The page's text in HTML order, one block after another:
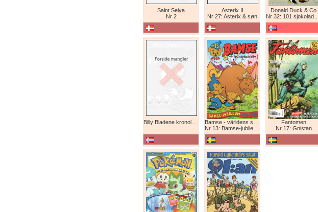
Saint Seiya
Nr 2
Asterix II
Nr 27: Asterix & søn
Donald Duck & Co
Nr 32: 101 sjokoladeboller
Nr 13: Bamse-jubileum 1966-2026
Fantomen
Nr 17: Gnistan